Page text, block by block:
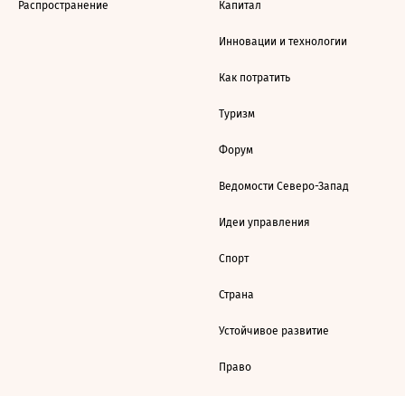
Распространение Капитал
Инновации и технологии
Как потратить
Туризм
Форум
Ведомости Северо-Запад
Идеи управления
Спорт
Страна
Устойчивое развитие
Право